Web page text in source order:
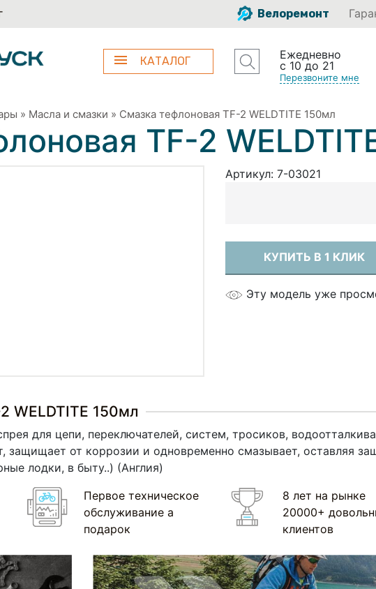
Велоремонт
КАТАЛОГ
Ежедневно
с 10 до 21
Перезвоните мне
» Масла и смазки » Смазка тефлоновая TF-2 WELDTITE 150мл
TF-2
Артикул: 7-03021
КУПИТЬ В 1 КЛИК
Эту модель уже
WELDTITE 150мл
для цепи, переключателей, систем, тросиков,
защищает от коррозии и одновременно смазывает, оставляя
лодки, в быту..) (Англия)
Первое техническое
обслуживание а
подарок
8 лет на рынке
20000+
клиентов